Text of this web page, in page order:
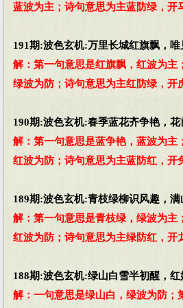
蓝波为主；诗句意思为主蓝防绿，开
191期:波色玄机:万里长城红旗飘，
解：第一句意思是红旗飘，红波为主
绿波为防；诗句意思为主红防绿，开
190期:波色玄机:春季蓝花齐争艳，
解：第一句意思是蓝争艳，蓝波为主
红波为防；诗句意思为主蓝防红，开
189期:波色玄机:青枝绿柳识风趣，
解：第一句意思是青枝绿，绿波为主
红波为防；诗句意思为主绿防红，开
188期:波色玄机:绿山白雪半初醒，
解：一句意思是绿山白，绿波为防；